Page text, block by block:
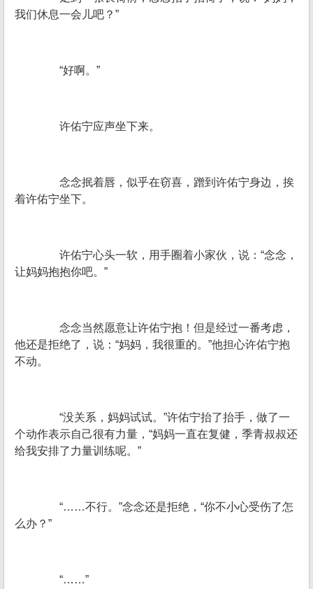
我们休息一会儿吧？”
“好啊。”
许佑宁应声坐下来。
念念抿着唇，似乎在窃喜，蹭到许佑宁身边，挨
着许佑宁坐下。
许佑宁心头一软，用手圈着小家伙，说：“念念，
让妈妈抱抱你吧。”
念念当然愿意让许佑宁抱！但是经过一番考虑，
他还是拒绝了，说：“妈妈，我很重的。”他担心许佑宁抱
不动。
“没关系，妈妈试试。”许佑宁抬了抬手，做了一
个动作表示自己很有力量，“妈妈一直在复健，季青叔叔还
给我安排了力量训练呢。”
“……不行。”念念还是拒绝，“你不小心受伤了怎
么办？”
“……”